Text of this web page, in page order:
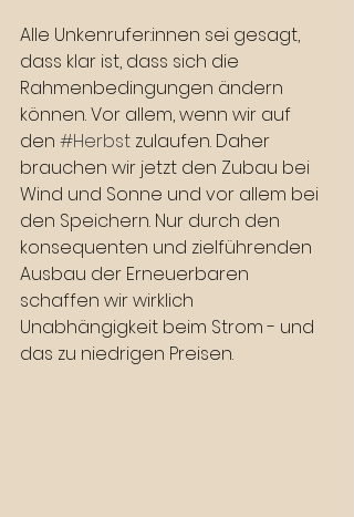
Alle Unkenrufer:innen sei gesagt,
dass klar ist, dass sich die
Rahmenbedingungen ändern
können. Vor allem, wenn wir auf
den #Herbst zulaufen. Daher
brauchen wir jetzt den Zubau bei
Wind und Sonne und vor allem bei
den Speichern. Nur durch den
konsequenten und zielführenden
Ausbau der Erneuerbaren
schaffen wir wirklich
Unabhängigkeit beim Strom - und
das zu niedrigen Preisen.